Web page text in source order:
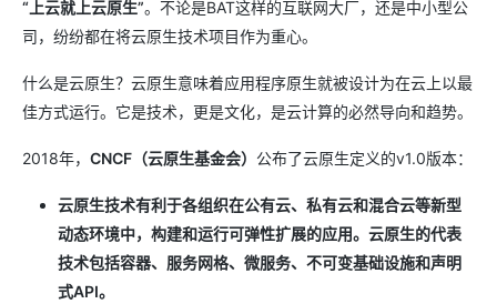
“上云就上云原生”。不论是BAT这样的互联网大厂，还是中小型公
司，纷纷都在将云原生技术项目作为重心。
什么是云原生？云原生意味着应用程序原生就被设计为在云上以最
佳方式运行。它是技术，更是文化，是云计算的必然导向和趋势。
2018年， CNCF（云原生基金会） 公布了云原生定义的v1.0版本：
云原生技术有利于各组织在公有云、私有云和混合云等新型
动态环境中，构建和运行可弹性扩展的应用。云原生的代表
技术包括容器、服务网格、微服务、不可变基础设施和声明
式API。